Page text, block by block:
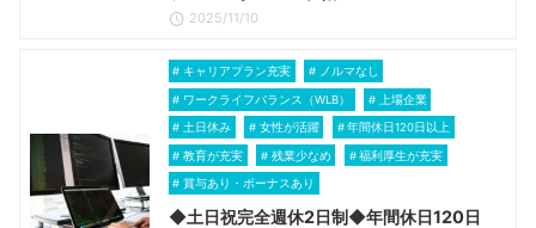
2025/11/10
キャリアプラン充実 ノルマなし
ワークライフバランス（WLB） 上場企業
土日休み 女性が活躍 年間休日120日以上
教育が充実 残業少なめ 福利厚生が充実
賞与あり・ボーナスあり
◆土日祝完全週休2日制◆年間休日120日